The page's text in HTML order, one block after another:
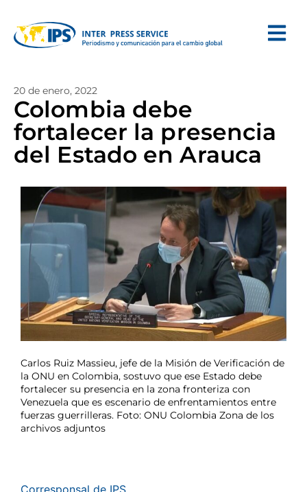
20 de enero, 2022
Colombia debe
fortalecer la presencia
del Estado en Arauca
Carlos Ruiz Massieu, jefe de la Misión de Verificación de
la ONU en Colombia, sostuvo que ese Estado debe
fortalecer su presencia en la zona fronteriza con
Venezuela que es escenario de enfrentamientos entre
fuerzas guerrilleras. Foto: ONU Colombia Zona de los
archivos adjuntos